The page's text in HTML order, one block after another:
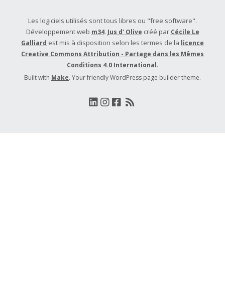
Les logiciels utilisés sont tous libres ou "free software".
Développement web m34. Jus d' Olive créé par Cécile Le
Galliard est mis à disposition selon les termes de la licence
Creative Commons Attribution - Partage dans les Mêmes
Conditions 4.0 International.
Built with Make. Your friendly WordPress page builder theme.